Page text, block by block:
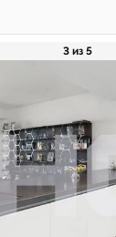
3 из 5